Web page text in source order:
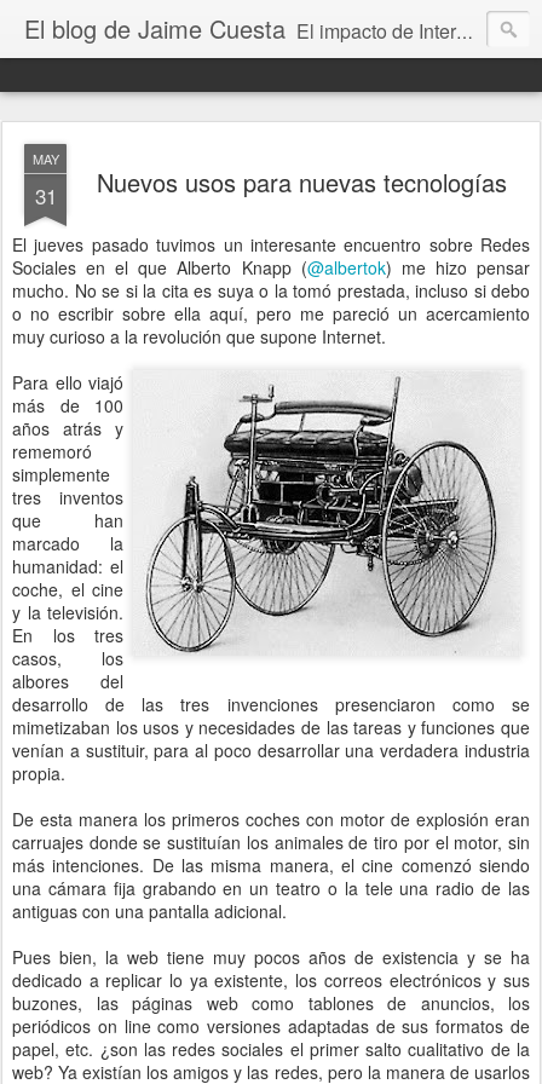
El blog de Jaime Cuesta El impacto de Internet en la sociedad visto con mis propios ojos
MAY
31 Nuevos usos para nuevas tecnologías
El jueves pasado tuvimos un interesante encuentro sobre Redes
Sociales en el que Alberto Knapp (@albertok) me hizo pensar
mucho. No se si la cita es suya o la tomó prestada, incluso si debo
o no escribir sobre ella aquí, pero me pareció un acercamiento
muy curioso a la revolución que supone Internet.
Para ello viajó
más de 100
años atrás y
rememoró
simplemente
tres inventos
que han
marcado la
humanidad: el
coche, el cine
y la televisión.
En los tres
casos, los
albores del
desarrollo de las tres invenciones presenciaron como se
mimetizaban los usos y necesidades de las tareas y funciones que
venían a sustituir, para al poco desarrollar una verdadera industria
propia.
De esta manera los primeros coches con motor de explosión eran
carruajes donde se sustituían los animales de tiro por el motor, sin
más intenciones. De las misma manera, el cine comenzó siendo
una cámara fija grabando en un teatro o la tele una radio de las
antiguas con una pantalla adicional.
Pues bien, la web tiene muy pocos años de existencia y se ha
dedicado a replicar lo ya existente, los correos electrónicos y sus
buzones, las páginas web como tablones de anuncios, los
periódicos on line como versiones adaptadas de sus formatos de
papel, etc. ¿son las redes sociales el primer salto cualitativo de la
web? Ya existían los amigos y las redes, pero la manera de usarlos